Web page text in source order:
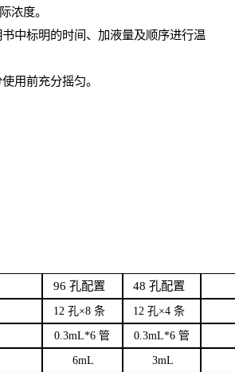
浓度。
中标明的时间、加液量及顺序进行温
用前充分摇匀。
96 孔配置 48 孔配置
12 孔×8 条 12 孔×4 条
0.3mL*6 管 0.3mL*6 管
6mL 3mL